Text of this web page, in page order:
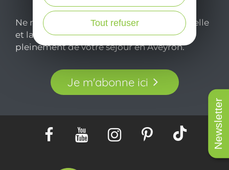
Newsletter
Ne manquez pas notre newsletter mensuelle
et laissez-vous inspirer pour profiter
pleinement de votre séjour en Aveyron.
Je m'abonne ici
Tout refuser